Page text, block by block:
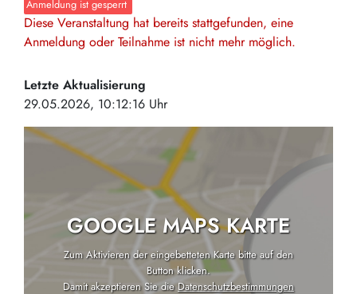
Anmeldung ist gesperrt
Diese Veranstaltung hat bereits stattgefunden, eine
Anmeldung oder Teilnahme ist nicht mehr möglich.
Letzte Aktualisierung
29.05.2026, 10:12:16 Uhr
GOOGLE MAPS KARTE
Zum Aktivieren der eingebetteten Karte bitte auf den
Button klicken.
Damit akzeptieren Sie dieDatenschutzbestimmungen